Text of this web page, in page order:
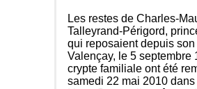
Les restes de Charles-
Talleyrand-Périgord,
qui reposaient depuis
Valençay, le 5 septembre
crypte familiale ont été
samedi 22 mai 2010